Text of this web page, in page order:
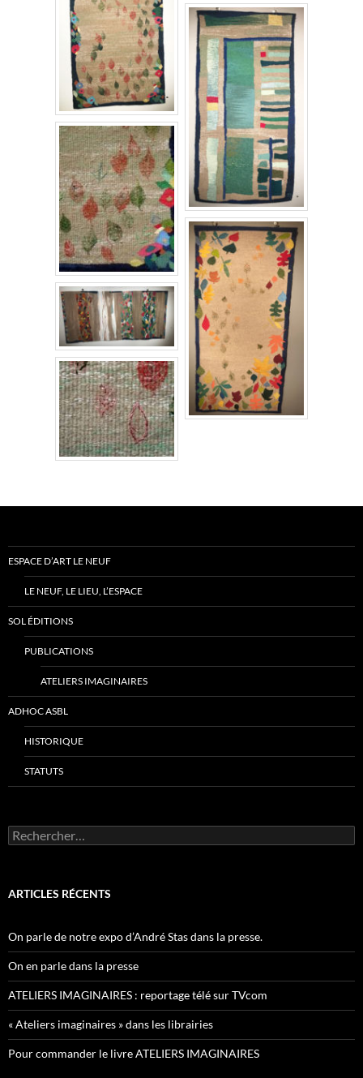
ESPACE D’ART LE NEUF
LE NEUF, LE LIEU, L’ESPACE
SOL ÉDITIONS
PUBLICATIONS
ATELIERS IMAGINAIRES
ADHOC ASBL
HISTORIQUE
STATUTS
Rechercher :
ARTICLES RÉCENTS
On parle de notre expo d’André Stas dans la presse.
On en parle dans la presse
ATELIERS IMAGINAIRES : reportage télé sur TVcom
« Ateliers imaginaires » dans les librairies
Pour commander le livre ATELIERS IMAGINAIRES